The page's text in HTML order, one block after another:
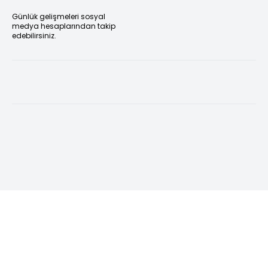
Günlük gelişmeleri sosyal
medya hesaplarından takip
edebilirsiniz.